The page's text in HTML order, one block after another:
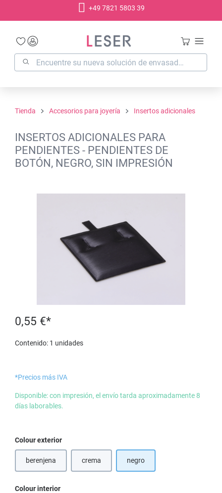
+49 7821 5803 39
Tienda Accesorios para joyería Insertos adicionales
INSERTOS ADICIONALES PARA
PENDIENTES - PENDIENTES DE
BOTÓN, NEGRO, SIN IMPRESIÓN
0,55 €*
Contenido: 1 unidades
*Precios más IVA
Disponible: con impresión, el envío tarda aproximadamente 8
días laborables.
Seleccione
Colour exterior
berenjena crema negro
Seleccione
Colour interior